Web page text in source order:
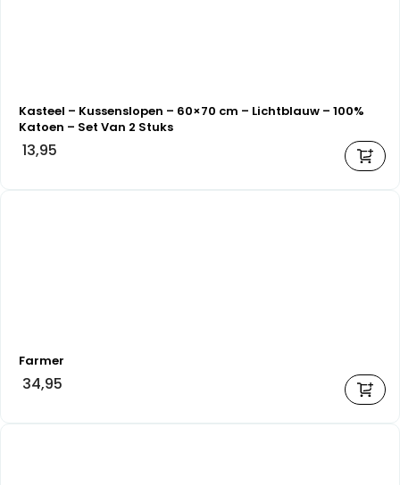
Kasteel – Kussenslopen – 60×70 cm – Lichtblauw – 100%
Katoen – Set Van 2 Stuks
13,95
Farmer
34,95